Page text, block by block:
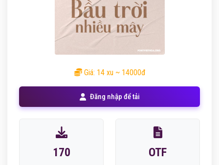
Giá: 14 xu ~ 14000đ
Đăng nhập để tải
170 OTF